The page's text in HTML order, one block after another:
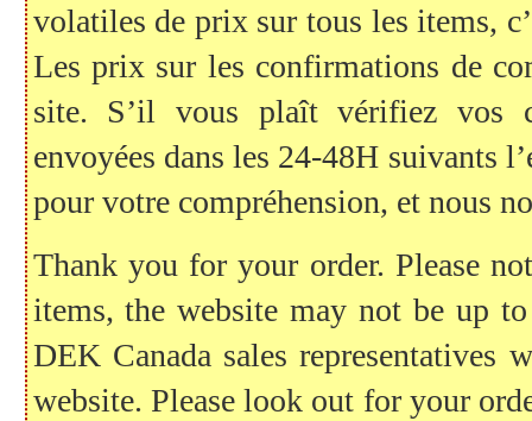
volatiles de prix sur tous les items,
Les prix sur les confirmations de
site. S’il vous plaît vérifiez vos
envoyées dans les 24-48H suivants
pour votre compréhension, et nous
Thank you for your order. Please
items, the website may not be up
DEK Canada sales representatives
website. Please look out for your